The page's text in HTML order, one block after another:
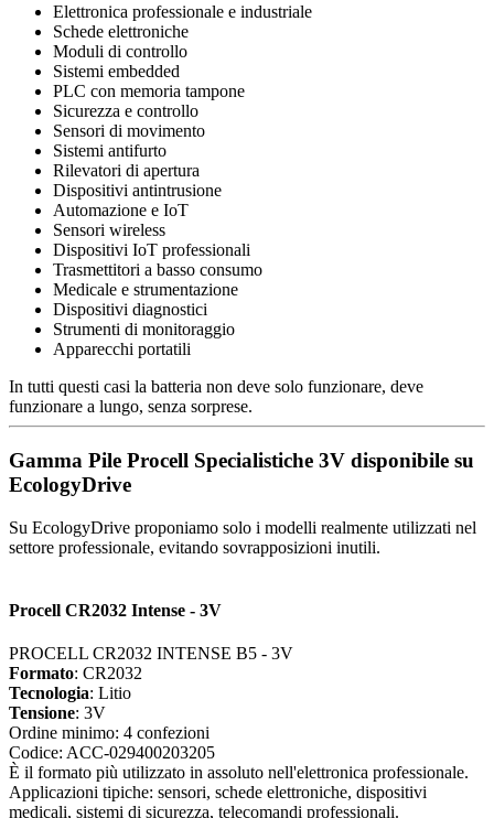
Elettronica professionale e industriale
Schede elettroniche
Moduli di controllo
Sistemi embedded
PLC con memoria tampone
Sicurezza e controllo
Sensori di movimento
Sistemi antifurto
Rilevatori di apertura
Dispositivi antintrusione
Automazione e IoT
Sensori wireless
Dispositivi IoT professionali
Trasmettitori a basso consumo
Medicale e strumentazione
Dispositivi diagnostici
Strumenti di monitoraggio
Apparecchi portatili
In tutti questi casi la batteria non deve solo funzionare, deve
funzionare a lungo, senza sorprese.
Gamma Pile Procell Specialistiche 3V disponibile su
EcologyDrive
Su EcologyDrive proponiamo solo i modelli realmente utilizzati nel
settore professionale, evitando sovrapposizioni inutili.
Procell CR2032 Intense - 3V
PROCELL CR2032 INTENSE B5 - 3V
Formato: CR2032
Tecnologia: Litio
Tensione: 3V
Ordine minimo: 4 confezioni
Codice: ACC-029400203205
È il formato più utilizzato in assoluto nell'elettronica professionale.
Applicazioni tipiche: sensori, schede elettroniche, dispositivi
medicali, sistemi di sicurezza, telecomandi professionali.